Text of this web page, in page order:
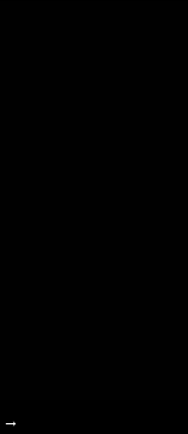
→